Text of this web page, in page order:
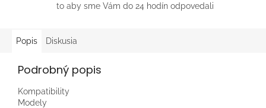
to aby sme Vám do 24 hodín odpovedali
Popis Diskusia
Podrobný popis
Kompatibility
Modely